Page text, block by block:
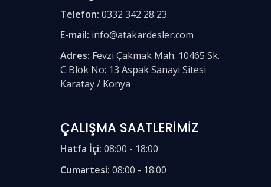
Telefon: 0332 342 28 23
E-mail: info@atakardesler.com
Adres: Fevzi Çakmak Mah. 10465 Sk.
C Blok No: 13 Aspak Sanayi Sitesi
Karatay / Konya
ÇALIŞMA SAATLERİMİZ
Hatfa İçi: 08:00 - 18:00
Cumartesi: 08:00 - 18:00